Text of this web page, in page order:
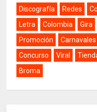
Discografía
Redes
Letra
Colombia Gira
Promoción
Carnavales
Concurso
Viral
Broma